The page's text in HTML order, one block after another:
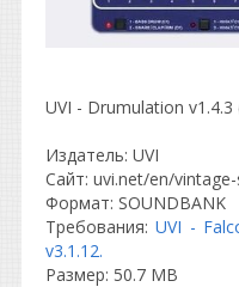
UVI - Drumulation v1.4.3
Издатель: UVI
Сайт: uvi.net/en/
Формат: SOUNDBANK
Требования:UVI -
v3.1.12.
Размер: 50.7 MB